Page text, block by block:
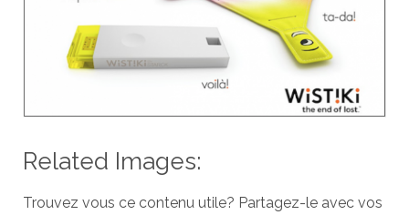
Related Images:
Trouvez vous ce contenu utile? Partagez-le avec vos